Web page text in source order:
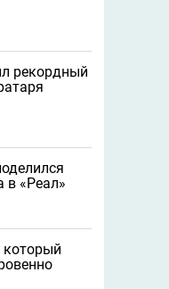
рекордный
в «Реал»
который